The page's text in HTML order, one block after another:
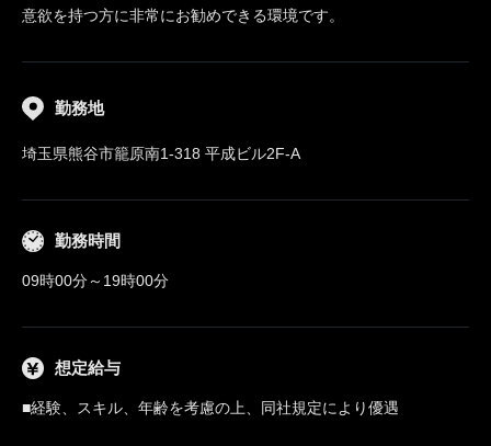
意欲を持つ方に非常にお勧めできる環境です。
勤務地
埼玉県熊谷市籠原南1-318 平成ビル2F-A
勤務時間
09時00分～19時00分
想定給与
■経験、スキル、年齢を考慮の上、同社規定により優遇